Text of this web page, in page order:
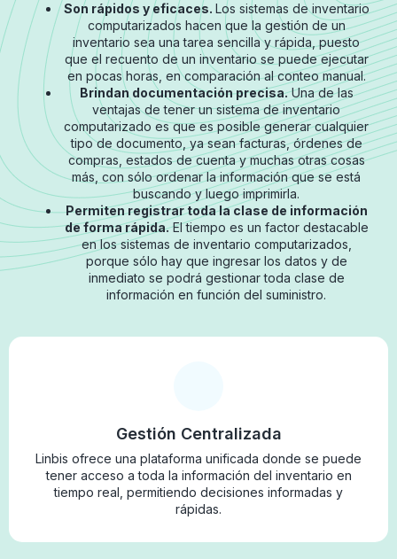
Son rápidos y eficaces. Los sistemas de inventario
computarizados hacen que la gestión de un
inventario sea una tarea sencilla y rápida, puesto
que el recuento de un inventario se puede ejecutar
en pocas horas, en comparación al conteo manual.
Brindan documentación precisa.Una de las
ventajas de tener un sistema de inventario
computarizado es que es posible generar cualquier
tipo de documento, ya sean facturas, órdenes de
compras, estados de cuenta y muchas otras cosas
más, con sólo ordenar la información que se está
buscando y luego imprimirla.
Permiten registrar toda la clase de información
de forma rápida.El tiempo es un factor destacable
en los sistemas de inventario computarizados,
porque sólo hay que ingresar los datos y de
inmediato se podrá gestionar toda clase de
información en función del suministro.
Gestión Centralizada
Linbis ofrece una plataforma unificada donde se puede
tener acceso a toda la información del inventario en
tiempo real, permitiendo decisiones informadas y
rápidas.